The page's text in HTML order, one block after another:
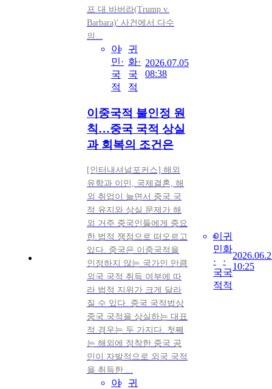
프 대 바버라(Trump v.
Barbara)' 사건에서 다수
의...
이
민·
국
적
귀
화·
국
적
2026.07.05
08:38
이중국적 불인정 원
칙…중국 국적 상실
과 회복의 조건은
[인터내셔널포커스] 해외
유학과 이민, 국제결혼, 해
외 취업이 늘면서 중국 국
적 유지와 상실 문제가 해
외 거주 중국인들에게 중요
한 법적 쟁점으로 떠오르고
있다. 중국은 이중국적을
인정하지 않는 국가인 만큼
외국 국적 취득 여부에 따
라 법적 지위가 크게 달라
질 수 있다. 중국 국적법상
중국 국적을 상실하는 대표
적 경우는 두 가지다. 첫째
는 해외에 정착한 중국 공
민이 자발적으로 외국 국적
을 취득한 ...
이
귀
이
민
·
국
적
귀
화
·
국
적
10:25